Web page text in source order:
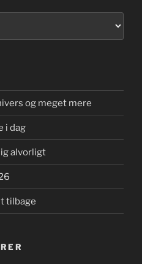
og meget mere
i dag
alvorligt
tilbage